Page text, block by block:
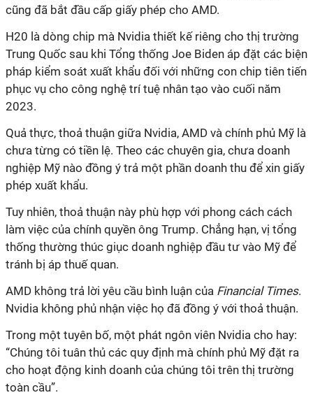
cũng đã bắt đầu cấp giấy phép cho AMD.
H20 là dòng chip mà Nvidia thiết kế riêng cho thị trường
Trung Quốc sau khi Tổng thống Joe Biden áp đặt các biện
pháp kiểm soát xuất khẩu đối với những con chip tiên tiến
phục vụ cho công nghệ trí tuệ nhân tạo vào cuối năm
2023.
Quả thực, thoả thuận giữa Nvidia, AMD và chính phủ Mỹ là
chưa từng có tiền lệ. Theo các chuyên gia, chưa doanh
nghiệp Mỹ nào đồng ý trả một phần doanh thu để xin giấy
phép xuất khẩu.
Tuy nhiên, thoả thuận này phù hợp với phong cách cách
làm việc của chính quyền ông Trump. Chẳng hạn, vị tổng
thống thường thúc giục doanh nghiệp đầu tư vào Mỹ để
tránh bị áp thuế quan.
AMD không trả lời yêu cầu bình luận của Financial Times.
Nvidia không phủ nhận việc họ đã đồng ý với thoả thuận.
Trong một tuyên bố, một phát ngôn viên Nvidia cho hay:
“Chúng tôi tuân thủ các quy định mà chính phủ Mỹ đặt ra
cho hoạt động kinh doanh của chúng tôi trên thị trường
toàn cầu”.